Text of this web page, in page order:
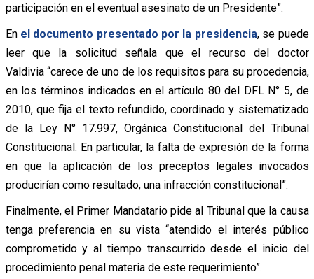
participación en el eventual asesinato de un Presidente”.
En el documento presentado por la presidencia, se puede
leer que la solicitud señala que el recurso del doctor
Valdivia “carece de uno de los requisitos para su procedencia,
en los términos indicados en el artículo 80 del DFL N° 5, de
2010, que fija el texto refundido, coordinado y sistematizado
de la Ley N° 17.997, Orgánica Constitucional del Tribunal
Constitucional. En particular, la falta de expresión de la forma
en que la aplicación de los preceptos legales invocados
producirían como resultado, una infracción constitucional”.
Finalmente, el Primer Mandatario pide al Tribunal que la causa
tenga preferencia en su vista “atendido el interés público
comprometido y al tiempo transcurrido desde el inicio del
procedimiento penal materia de este requerimiento”.